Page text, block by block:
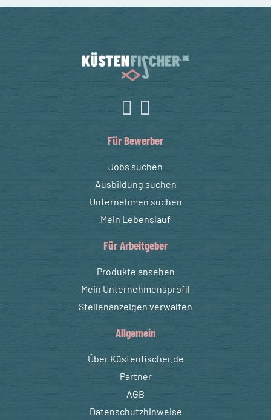
Für Bewerber
Jobs suchen
Ausbildung suchen
Unternehmen suchen
Mein Lebenslauf
Für Arbeitgeber
Produkte ansehen
Mein Unternehmensprofil
Stellenanzeigen verwalten
Allgemein
Über Küstenfischer.de
Partner
AGB
Datenschutzhinweise